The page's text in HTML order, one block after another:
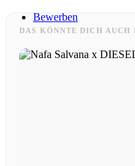
Bewerben
Model werden
DAS KÖNNTE DICH AUCH